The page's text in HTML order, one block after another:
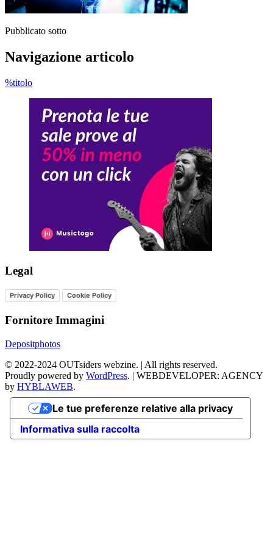
Pubblicato sotto
Navigazione articolo
%titolo
Legal
Privacy Policy Cookie Policy
Fornitore Immagini
Depositphotos
© 2022-2024 OUTsiders webzine. | All rights reserved.
Proudly powered by WordPress. | WEBDEVELOPER: AGENCY
by HYBLAWEB.
Informativa sulla raccolta
Le tue preferenze relative alla privacy